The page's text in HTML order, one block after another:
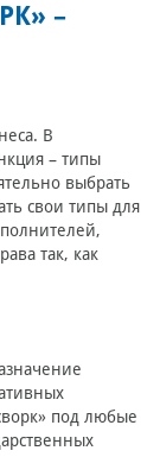
–
В
– типы
выбрать
свои типы для
так, как
под любые